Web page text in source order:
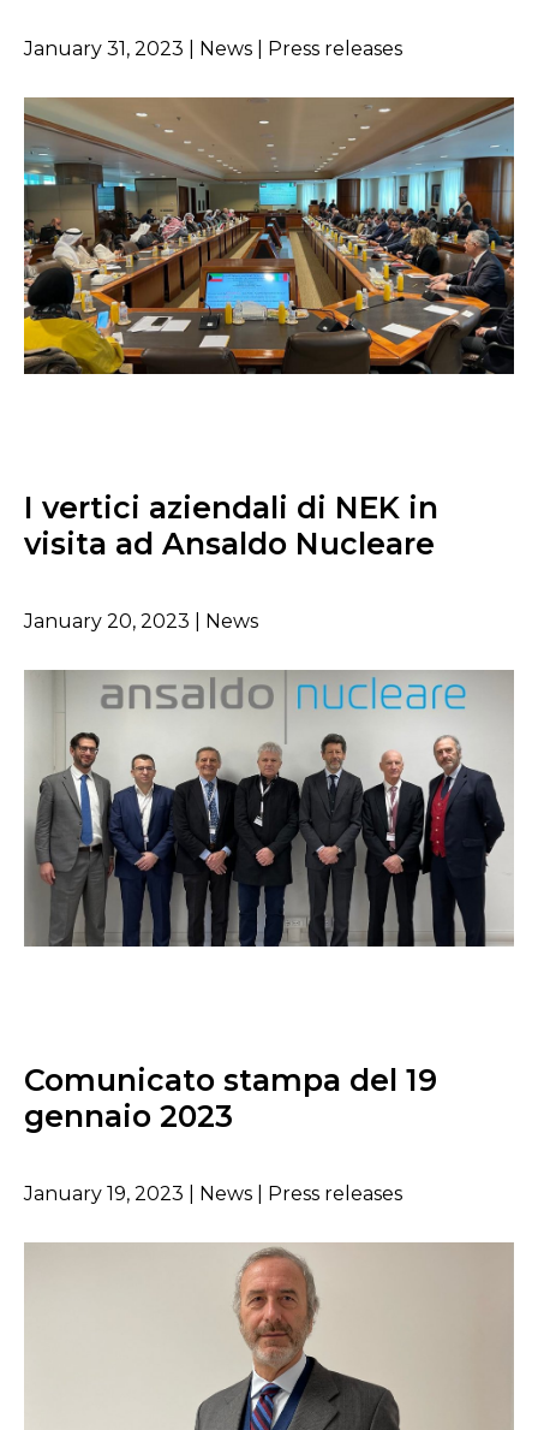
January 31, 2023 | News | Press releases
I vertici aziendali di NEK in
visita ad Ansaldo Nucleare
January 20, 2023 | News
Comunicato stampa del 19
gennaio 2023
January 19, 2023 | News | Press releases